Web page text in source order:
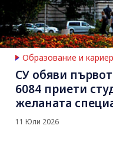
Образование и
СУ обяви
6084 приети
желаната
11 Юли 2026